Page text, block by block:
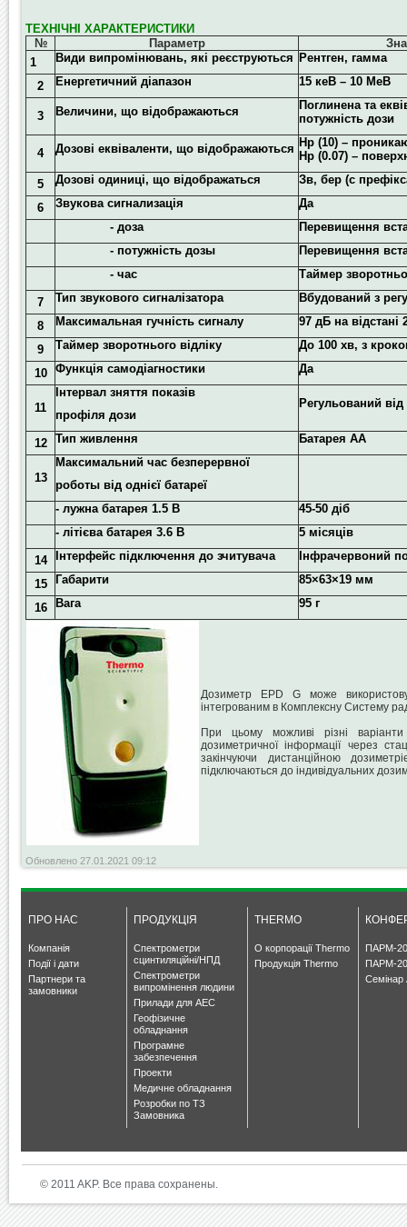
ТЕХНІЧНІ ХАРАКТЕРИСТИКИ
№
Параметр
1
Види випромінювань, які реєструються Рентген, гамма
2 Енергетичний діапазон 15 кеВ – 10 МеВ
3 Величини, що відображаються
Поглинена та
потужність дози
4 Дозові еквіваленти, що відображаються Hp (10) –
Hp (0.07) –
5 Дозові одиниці, що відображаться Зв, бер (с
6 Звукова сигнализація
Да
- доза
Перевищення
- потужність дозы
Перевищення
- час
Таймер
7 Тип звукового сигналізатора Вбудований з
8 Максимальная гучність сигналу 97 дБ на відстані
9 Таймер зворотнього відліку До 100 хв, з
10 Функція самодіагностики Да
11
Інтервал зняття показів
профіля дози
Регульований
12 Тип живлення Батарея АА
13
Максимальний час безперервної
роботы від однієї батареї
- лужна батарея 1.5 В
45-50 діб
- літієва батарея 3.6 В
5 місяців
14 Інтерфейс підключення до зчитувача Інфрачервоний
15 Габарити 85×63×19 мм
16 Вага 95 г
Дозиметр EPD G може
інтегрованим в Комплексну Систему
При цьому можливі різні
дозиметричної інформації через
закінчуючи дистанційною
підключаються до індивідуальних
Обновлено 27.01.2021 09:12
ПРО НАС ПРОДУКЦІЯ THERMO
Компанія
Події і дати
Партнери та
замовники
Спектрометри
сцинтиляційні/НПД
Спектрометри
випромінення людини
Прилади для АЕС
Геофізичне
обладнання
Програмне
забезпечення
Проекти
Медичне обладнання
Розробки по ТЗ
Замовника
О корпорації Thermo
Продукція Thermo
ПАРМ-
ПАРМ-
Семінар
© 2011 AKP. Все права сохранены.